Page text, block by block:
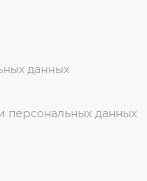
данных
персональных данных